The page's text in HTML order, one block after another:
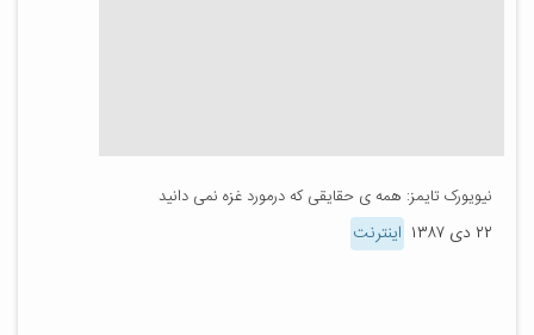
نیویورک تایمز: همه ی حقایقی که درمورد غزه نمی دانید
۲۲ دی ۱۳۸۷ اینترنت